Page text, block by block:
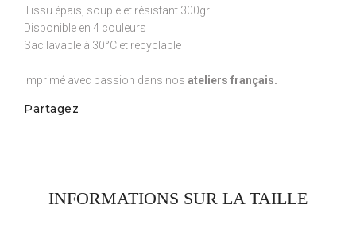
Tissu épais, souple et résistant 300gr
Disponible en 4 couleurs
Sac lavable à 30°C et recyclable
Imprimé avec passion dans nos ateliers français.
Partagez
INFORMATIONS SUR LA TAILLE